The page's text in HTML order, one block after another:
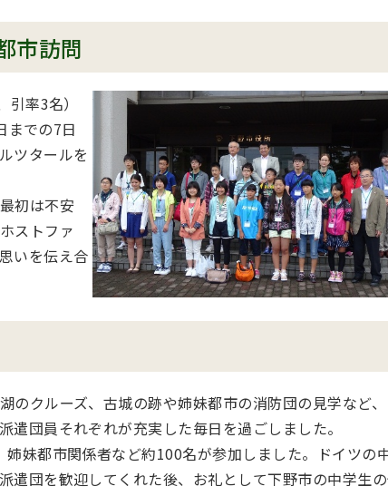
市訪問
率3名）
までの7日
ツタールを
初は不安
ストファ
いを伝え合
のクルーズ、古城の跡や姉妹都市の消防団の見学など、
団員それぞれが充実した毎日を過ごしました。
妹都市関係者など約100名が参加しました。ドイツの
遣団を歓迎してくれた後、お礼として下野市の中学生